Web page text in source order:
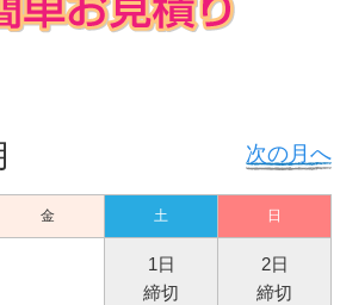
次の月へ
金 土 日
1日
締切
2日
締切